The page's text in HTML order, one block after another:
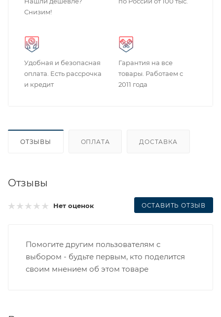
Снизим!
Удобная и безопасная
оплата. Есть рассрочка
и кредит
Гарантия на все
товары. Работаем с
2011 года
ОТЗЫВЫ ОПЛАТА ДОСТАВКА
Отзывы
Нет оценок ОСТАВИТЬ ОТЗЫВ
Помогите другим пользователям с
выбором - будьте первым, кто поделится
своим мнением об этом товаре